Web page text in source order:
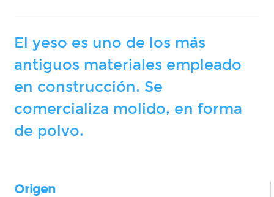
El yeso es uno de los más
antiguos materiales empleado
en construcción. Se
comercializa molido, en forma
de polvo.
Origen